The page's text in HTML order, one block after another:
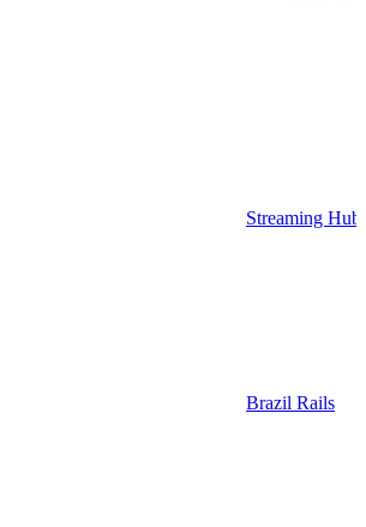
Streaming Hub
Brazil Rails